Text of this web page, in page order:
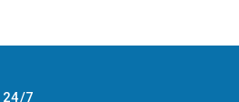
24/7